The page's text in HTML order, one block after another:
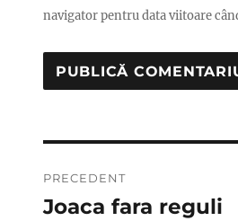
navigator pentru data viitoare
în
PRECEDENT
Articolul
Joaca fara reguli